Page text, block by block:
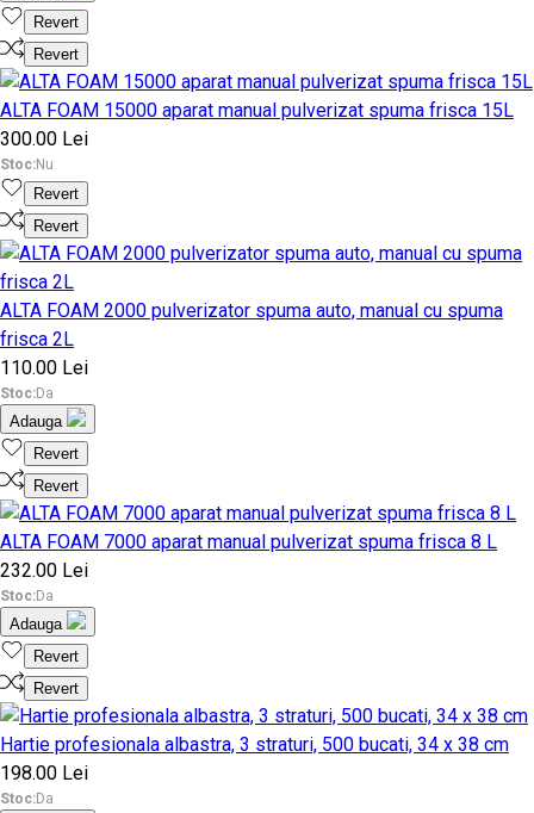
Revert
Revert
ALTA FOAM 15000 aparat manual pulverizat spuma frisca 15L
300.00 Lei
Stoc:Nu
Revert
Revert
ALTA FOAM 2000 pulverizator spuma auto, manual cu spuma
frisca 2L
110.00 Lei
Stoc:Da
Adauga
Revert
Revert
ALTA FOAM 7000 aparat manual pulverizat spuma frisca 8 L
232.00 Lei
Stoc:Da
Adauga
Revert
Revert
Hartie profesionala albastra, 3 straturi, 500 bucati, 34 x 38 cm
198.00 Lei
Stoc:Da